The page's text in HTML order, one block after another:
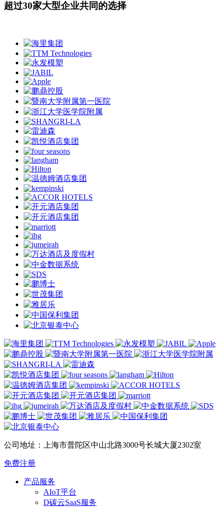
超过30家大型企业共同的选择
公司地址：上海市普陀区中山北路3000号长城大厦2302室
免费注册
产品服务
AIoT平台
D碳云SaaS服务